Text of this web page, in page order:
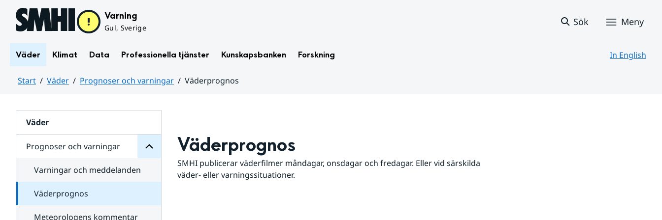
Hoppa till sidans innehåll Varning
Gul, Sverige
Sök Meny
Väder Klimat Data Professionella tjänster Kunskapsbanken Forskning In English
Start Väder Prognoser och varningar
Väderprognos
Väder
Prognoser och varningar
för
varningar
Varningar och meddelanden
Väderprognos
Meteorologens kommentar
Väderprognos
SMHI publicerar väderfilmer måndagar, onsdagar och fredagar. Eller vid särskilda
väder- eller varningssituationer.